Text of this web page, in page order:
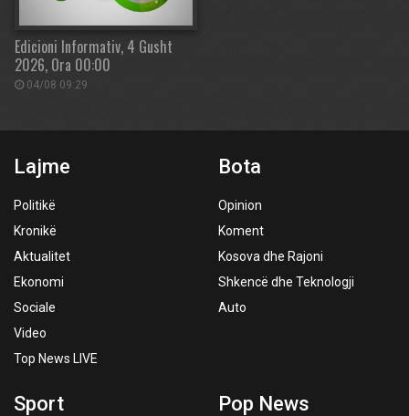
Edicioni Informativ, 4 Gusht
2026, Ora 00:00
04/08 09:29
Lajme
Politikë
Kronikë
Aktualitet
Ekonomi
Sociale
Video
Top News LIVE
Bota
Opinion
Koment
Kosova dhe Rajoni
Shkencë dhe Teknologji
Auto
Sport Pop News